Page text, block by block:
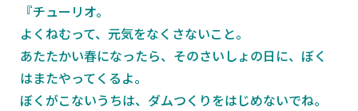
『チューリオ。
よくねむって、元気をなくさないこと。
あたたかい春になったら、そのさいしょの日に、ぼく
はまたやってくるよ。
ぼくがこないうちは、ダムつくりをはじめないでね。